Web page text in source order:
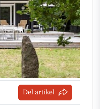
Del artikel